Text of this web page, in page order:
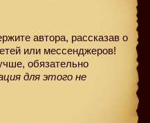
автора, рассказав о
или мессенджеров!
обязательно
для этого не